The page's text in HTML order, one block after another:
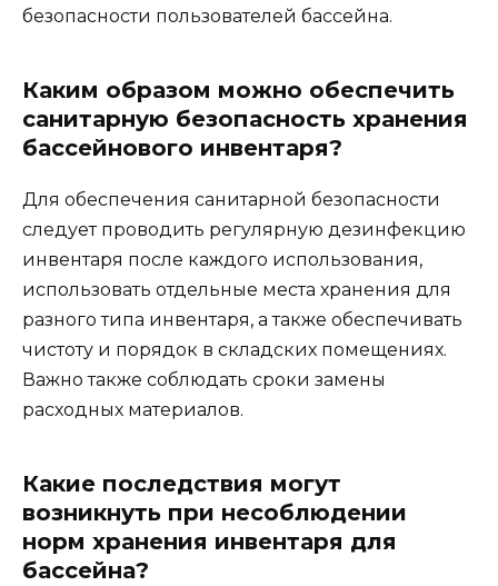
безопасности пользователей бассейна.
Каким образом можно обеспечить
санитарную безопасность хранения
бассейнового инвентаря?
Для обеспечения санитарной безопасности
следует проводить регулярную дезинфекцию
инвентаря после каждого использования,
использовать отдельные места хранения для
разного типа инвентаря, а также обеспечивать
чистоту и порядок в складских помещениях.
Важно также соблюдать сроки замены
расходных материалов.
Какие последствия могут
возникнуть при несоблюдении
норм хранения инвентаря для
бассейна?